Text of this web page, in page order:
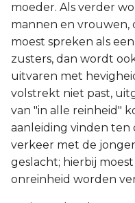
moeder. Als verder
mannen en vrouwen,
moest spreken als
zusters, dan wordt
uitvaren met
volstrekt niet past,
van "in alle reinheid"
aanleiding vinden ten
verkeer met de
geslacht; hierbij
onreinheid worden